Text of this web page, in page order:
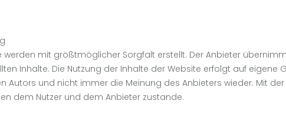
werden mit größtmöglicher Sorgfalt erstellt. Der Anbieter
Inhalte. Die Nutzung der Inhalte der Website erfolgt auf
Autors und nicht immer die Meinung des Anbieters wieder. Mit
dem Nutzer und dem Anbieter zustande.